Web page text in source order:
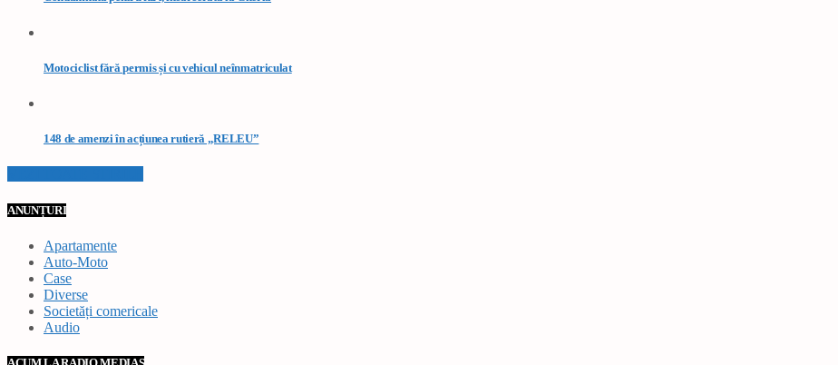
Motociclist fără permis și cu vehicul neînmatriculat
148 de amenzi în acțiunea rutieră „RELEU”
ANUNȚURI
Apartamente
Auto-Moto
Case
Diverse
Societăți comericale
Audio